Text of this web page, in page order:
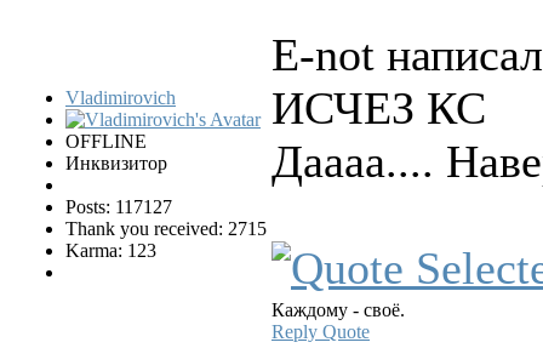
Vladimirovich
OFFLINE
Инквизитор
Posts: 117127
Thank you received: 2715
Karma: 123
E-not
ИСЧЕЗ КС
Даааа....
Каждому - своё.
Reply Quote